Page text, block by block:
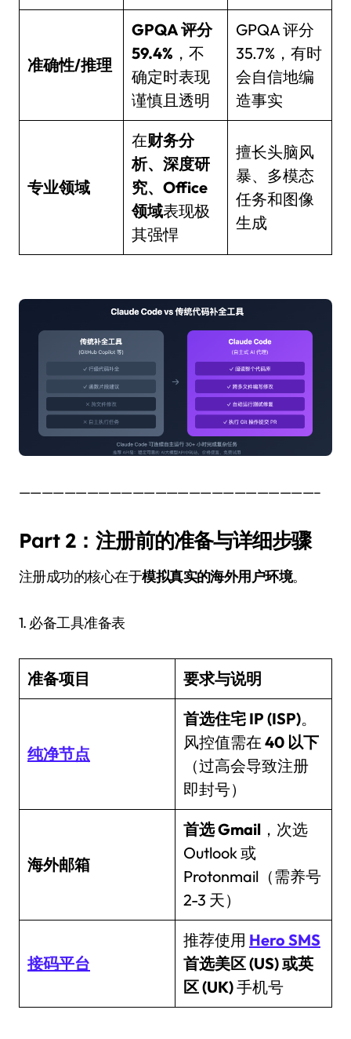
准确性/推理
GPQA 评分
59.4% ，不
确定时表现
谨慎且透明
GPQA 评分
35.7%，有时
会自信地编
造事实
专业领域
在财务分
析、深度研
究、Office
领域表现极
其强悍
擅长头脑风
暴、多模态
任务和图像
生成
——————————————————————————–
Part 2：注册前的准备与详细步骤
注册成功的核心在于模拟真实的海外用户环境。
1. 必备工具准备表
准备项目 要求与说明
纯净节点
首选住宅 IP (ISP)。
风控值需在 40 以下
（过高会导致注册
即封号）
海外邮箱
首选 Gmail ，次选
Outlook 或
Protonmail（需养号
2-3 天）
接码平台
推荐使用 Hero SMS
首选美区 (US) 或英
区 (UK)手机号